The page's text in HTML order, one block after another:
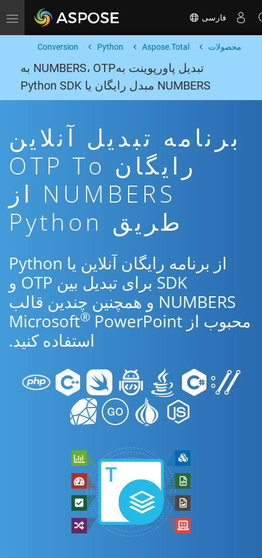
Toggle navigation فارسی
محصولات Aspose.Total
Python
Conversion
تبدیل پاورپوینت بهNUMBERS، OTP به
NUMBERS مبدل رایگان یا Python SDK
برنامه تبدیل آنلاین
رایگان OTP To
NUMBERS از
طریق Python
از برنامه رایگان آنلاین یا Python
SDK برای تبدیل بین OTP و
NUMBERS و همچنین چندین قالب
محبوب از Microsoft
® PowerPoint
استفاده کنید.